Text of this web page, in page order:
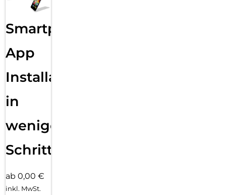
Smartphone
App
Installation
in
wenigen
Schritten
ab 0,00 €
inkl. MwSt.